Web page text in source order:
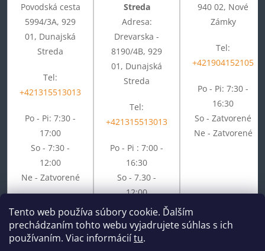
Tento web používa súbory cookie. Ďalším
prechádzaním tohto webu vyjadrujete súhlas s ich
používaním. Viac informáciítu.
Povodská cesta
5994/3A, 929
01, Dunajská
Streda
Tel:
+421315513013
Po - Pi: 7:30 -
17:00
So - 7:30 -
12:00
Ne - Zatvorené
Streda
Adresa:
Drevarska -
8190/4B, 929
01, Dunajská
Streda
Tel:
+421315513013
Po - Pi : 7:00 -
16:30
So - 7.30 -
12:00
Ne - Zatvorené
940 02, Nové
Zámky
Tel:
+421904152105
Po - Pi: 7:30 -
16:30
So - Zatvorené
Ne - Zatvorené